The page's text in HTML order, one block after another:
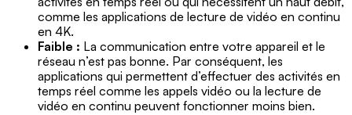
comme les applications de lecture de vidéo en continu
en 4K.
Faible : La communication entre votre appareil et le
réseau n’est pas bonne. Par conséquent, les
applications qui permettent d’effectuer des activités en
temps réel comme les appels vidéo ou la lecture de
vidéo en continu peuvent fonctionner moins bien.